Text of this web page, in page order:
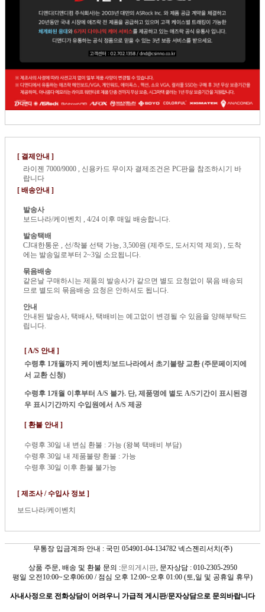
[ 결제안내 ]
라이젠 7000/9000 , 신용카드 무이자 결제조건은 PC판을 참조하시기 바
랍니다
[ 배송안내 ]
발송사
보드나라/케이벤치 , 4/24 이후 매일 배송합니다.
발송택배
CJ대한통운 , 선/착불 선택 가능, 3,500원 (제주도, 도서지역 제외) , 도착
에는 발송일로부터 2~3일 소요됩니다.
묶음배송
같은날 구매하시는 제품의 발송사가 같으면 별도 요청없이 묶음 배송되
므로 별도의 묶음배송 요청은 안하셔도 됩니다.
안내
안내된 발송사, 택배사, 택배비는 예고없이 변경될 수 있음을 양해부탁드
립니다.
[ A/S 안내 ]
수령후 1개월까지 케이벤치/보드나라에서 초기불량 교환 (주문페이지에
서 교환 신청)
수령후 1개월 이후부터 A/S 불가. 단, 제품명에 별도 A/S기간이 표시된경
우 표시기간까지 수입원에서 A/S 제공
[ 환불 안내 ]
수령후 30일 내 변심 환불 : 가능 (왕복 택배비 부담)
수령후 30일 내 제품불량 환불 : 가능
수령후 30일 이후 환불 불가능
[ 제조사 / 수입사 정보 ]
보드나라/케이벤치
무통장 입금계좌 안내 : 국민 054901-04-134782 넥스젠리서치(주)
상품 주문, 배송 및 환불 문의 :문의게시판, 문자상담 : 010-2305-2950
평일 오전10:00~오후06:00 / 점심 오후 12:00~오후 01:00 (토,일 및 공휴일 휴무)
사내사정으로 전화상담이 어려우니 가급적 게시판/문자상담으로 문의바랍니다